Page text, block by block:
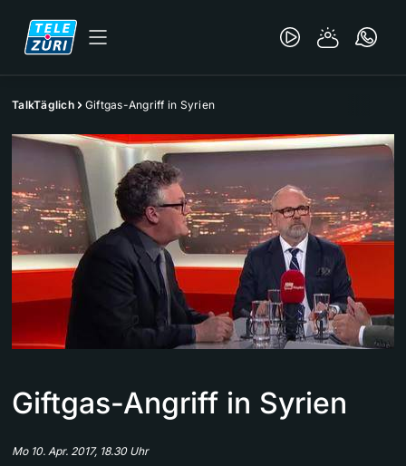
TalkTäglich Giftgas-Angriff in Syrien
Giftgas-Angriff in Syrien
Mo 10. Apr. 2017, 18.30 Uhr